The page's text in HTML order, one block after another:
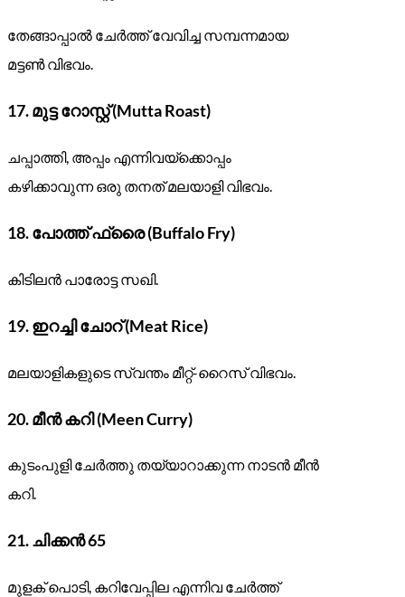
തേങ്ങാപ്പാൽ ചേർത്ത് വേവിച്ച സമ്പന്നമായ
മട്ടൺ വിഭവം.
17.മുട്ട റോസ്റ്റ് (Mutta Roast)
ചപ്പാത്തി, അപ്പം എന്നിവയ്ക്കൊപ്പം
കഴിക്കാവുന്ന ഒരു തനത് മലയാളി വിഭവം.
18.പോത്ത് ഫ്രൈ (Buffalo Fry)
കിടിലൻ പാരോട്ട സഖി.
19.ഇറച്ചി ചോറ് (Meat Rice)
മലയാളികളുടെ സ്വന്തം മീറ്റ്-റൈസ് വിഭവം.
20.മീൻ കറി (Meen Curry)
കുടംപുളി ചേർത്തു തയ്യാറാക്കുന്ന നാടൻ മീൻ
കറി.
21.ചിക്കൻ 65
മുളക് പൊടി, കറിവേപ്പില എന്നിവ ചേർത്ത്